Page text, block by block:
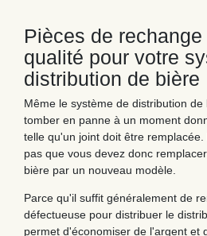
Pièces de
qualité pour votre
distribution de bière
Même le système de distribution
tomber en panne à un moment
telle qu'un joint doit être
pas que vous devez donc
bière par un nouveau modèle.
Parce qu'il suffit généralement de
défectueuse pour distribuer le
permet d'économiser de l'argent et